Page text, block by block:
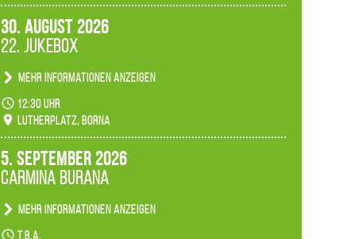
30. August 2026
22. Jukebox
Mehr Informationen anzeigen
Anlässlicher der 775-Jahrfeier der Stadt Borna
spielen wir noch einmal unser aktuelles
Jukeboxprogramm zum Stadtfest.
12:30 Uhr
Lutherplatz, Borna
5. September 2026
Carmina Burana
Mehr Informationen anzeigen
Tanztheater der Quertänzer Borna.
t.b.a.